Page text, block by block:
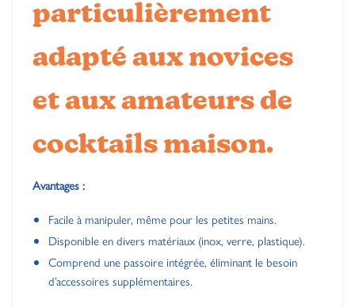
particulièrement
adapté aux novices
et aux amateurs de
cocktails maison.
Avantages :
Facile à manipuler, même pour les petites mains.
Disponible en divers matériaux (inox, verre, plastique).
Comprend une passoire intégrée, éliminant le besoin
d’accessoires supplémentaires.